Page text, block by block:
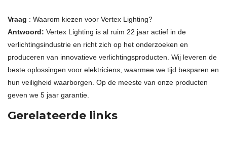
Vraag : Waarom kiezen voor Vertex Lighting?
Antwoord: Vertex Lighting is al ruim 22 jaar actief in de
verlichtingsindustrie en richt zich op het onderzoeken en
produceren van innovatieve verlichtingsproducten. Wij leveren de
beste oplossingen voor elektriciens, waarmee we tijd besparen en
hun veiligheid waarborgen. Op de meeste van onze producten
geven we 5 jaar garantie.
Gerelateerde links